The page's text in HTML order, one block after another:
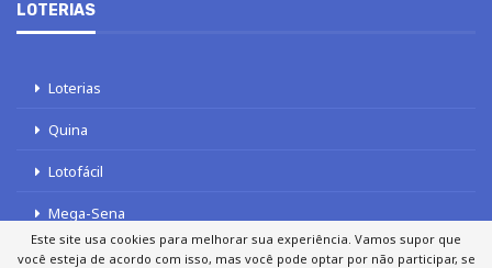
LOTERIAS
Loterias
Quina
Lotofácil
Mega-Sena
Tele sena
Este site usa cookies para melhorar sua experiência. Vamos supor que
você esteja de acordo com isso, mas você pode optar por não participar, se